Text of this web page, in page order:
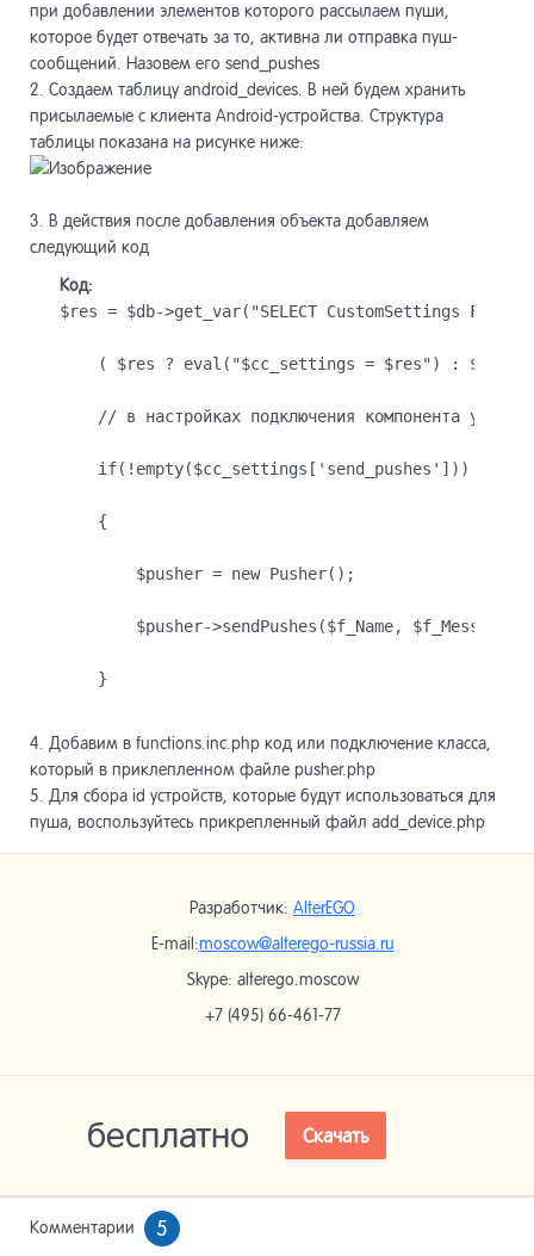
при добавлении элементов которого рассылаем пуши,
которое будет отвечать за то, активна ли отправка пуш-
сообщений. Назовем его send_pushes
2. Создаем таблицу android_devices. В ней будем хранить
присылаемые с клиента Android-устройства. Структура
таблицы показана на рисунке ниже:
3. В действия после добавления объекта добавляем
следующий код
Код:
$res = $db->get_var("SELECT CustomSettings FROM
( $res ? eval("$cc_settings = $res") :
// в настройках подключения компонента
    if(!empty($cc_settings['send_pushes']))
    {
        $pusher = new Pusher();
        $pusher->sendPushes($f_Name, $f_Message);
    }
4. Добавим в functions.inc.php код или подключение класса,
который в приклепленном файле pusher.php
5. Для сбора id устройств, которые будут использоваться для
пуша, воспользуйтесь прикрепленный файл add_device.php
Разработчик: AlterEGO
E-mail:moscow@alterego-russia.ru
Skype: alterego.moscow
+7 (495) 66-461-77
бесплатно Скачать
Комментарии 5